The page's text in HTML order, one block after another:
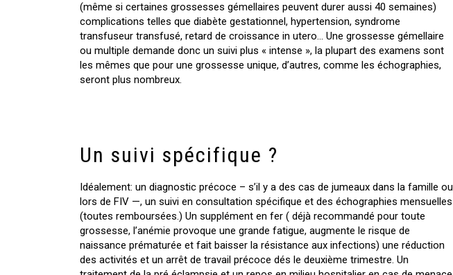
(même si certaines grossesses gémellaires peuvent durer aussi 40 semaines)
complications telles que diabète gestationnel, hypertension, syndrome
transfuseur transfusé, retard de croissance in utero… Une grossesse gémellaire
ou multiple demande donc un suivi plus « intense », la plupart des examens sont
les mêmes que pour une grossesse unique, d’autres, comme les échographies,
seront plus nombreux.
Un suivi spécifique ?
Idéalement: un diagnostic précoce – s’il y a des cas de jumeaux dans la famille ou
lors de FIV —, un suivi en consultation spécifique et des échographies mensuelles
(toutes remboursées.) Un supplément en fer ( déjà recommandé pour toute
grossesse, l’anémie provoque une grande fatigue, augmente le risque de
naissance prématurée et fait baisser la résistance aux infections) une réduction
des activités et un arrêt de travail précoce dés le deuxième trimestre. Un